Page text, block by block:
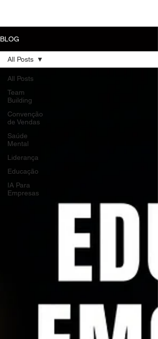
BLOG
All Posts
Team
Building
Convenção
de Vendas
Saúde
Mental
Liderança
Educação
IA Para
Empresas
All Posts